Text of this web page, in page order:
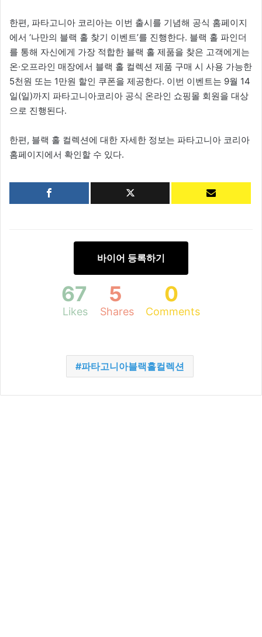
한편, 파타고니아 코리아는 이번 출시를 기념해 공식 홈페이지
에서 ‘나만의 블랙 홀 찾기 이벤트’를 진행한다. 블랙 홀 파인더
를 통해 자신에게 가장 적합한 블랙 홀 제품을 찾은 고객에게는
온·오프라인 매장에서 블랙 홀 컬렉션 제품 구매 시 사용 가능한
5천원 또는 1만원 할인 쿠폰을 제공한다. 이번 이벤트는 9월 14
일(일)까지 파타고니아코리아 공식 온라인 쇼핑몰 회원을 대상
으로 진행된다.
한편, 블랙 홀 컬렉션에 대한 자세한 정보는 파타고니아 코리아
홈페이지에서 확인할 수 있다.
바이어 등록하기
67
Likes
5
Shares
0
Comments
파타고니아블랙홀컬렉션